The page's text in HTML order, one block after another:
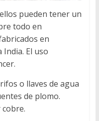
pueden tener un
todo en
en
El uso
o llaves de agua
de plomo.